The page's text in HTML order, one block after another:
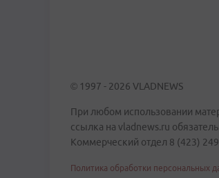
© 1997 - 2026 VLADNEWS
При любом использовании
ссылка на vladnews.ru
Коммерческий отдел 8 (423)
Политика обработки персональных